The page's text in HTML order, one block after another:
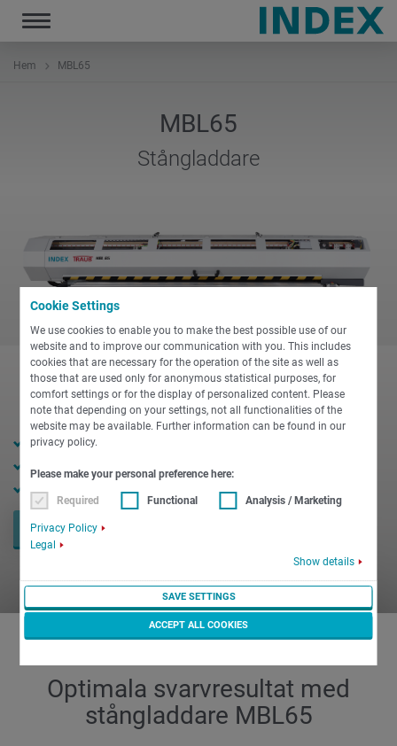
Cookie Settings
We use cookies to enable you to make the best possible use of our
website and to improve our communication with you. This includes
cookies that are necessary for the operation of the site as well as
those that are used only for anonymous statistical purposes, for
comfort settings or for the display of personalized content. Please
note that depending on your settings, not all functionalities of the
website may be available. Further information can be found in our
privacy policy.
Please make your personal preference here:
Required Functional Analysis / Marketing
Privacy Policy
Legal
Show details
SAVE SETTINGS
ACCEPT ALL COOKIES
Toggle
navigation
Hem MBL65
MBL65
Stångladdare
Stångmagasin för enspindliga svarvar
BEGÄR NU
Optimala svarvresultat med
stångladdare MBL65